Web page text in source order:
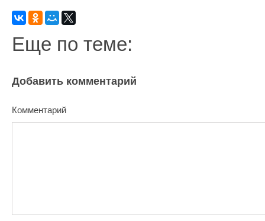
Еще по теме:
Добавить комментарий
Комментарий